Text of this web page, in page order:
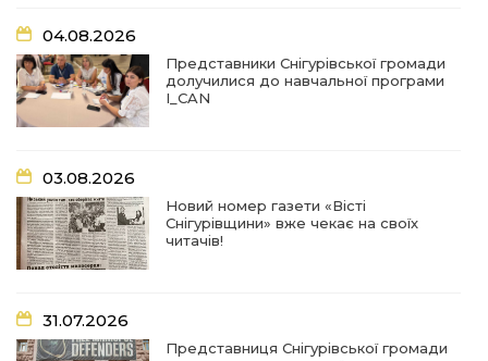
19:03
02 сер
життям
18:18
Оголошення Про початок формування нового
раді
11:13
01 сер
Неповнолітні за кермом: у Снігурівській
громаді провели профілактичний рейд
18:08
участь у всеукраїнському форумі молодіжних
рад
04.08.2026
Представники Снігурівської громади
долучилися до навчальної програми
I_CAN
03.08.2026
Новий номер газети «Вісті
Снігурівщини» вже чекає на своїх
читачів!
31.07.2026
Представниця Снігурівської громади